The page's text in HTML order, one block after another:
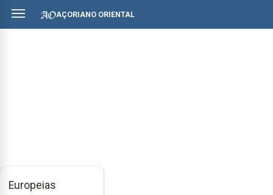
AÇORIANO ORIENTAL
Europeias